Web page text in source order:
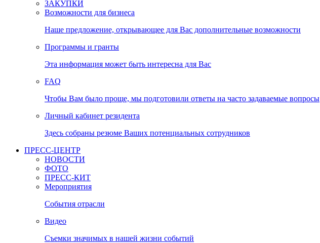
ЗАКУПКИ
Возможности для бизнеса
Наше предложение, открывающее для Вас дополнительные возможности
Программы и гранты
Эта информация может быть интересна для Вас
FAQ
Чтобы Вам было проще, мы подготовили ответы на часто задаваемые вопросы
Личный кабинет резидента
Здесь собраны резюме Ваших потенциальных сотрудников
ПРЕСС-ЦЕНТР
НОВОСТИ
ФОТО
ПРЕСС-КИТ
Мероприятия
События отрасли
Видео
Съемки значимых в нашей жизни событий